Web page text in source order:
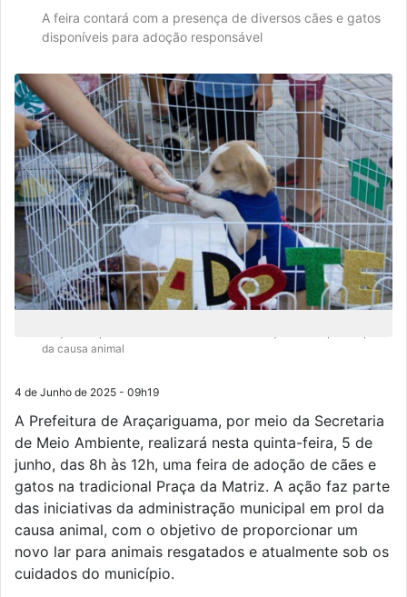
A feira contará com a presença de diversos cães e gatos
disponíveis para adoção responsável
da causa animal
4 de Junho de 2025 - 09h19
A Prefeitura de Araçariguama, por meio da Secretaria
de Meio Ambiente, realizará nesta quinta-feira, 5 de
junho, das 8h às 12h, uma feira de adoção de cães e
gatos na tradicional Praça da Matriz. A ação faz parte
das iniciativas da administração municipal em prol da
causa animal, com o objetivo de proporcionar um
novo lar para animais resgatados e atualmente sob os
cuidados do município.